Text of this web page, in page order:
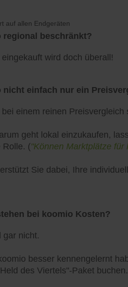
regional beschränkt?
wird doch überall!
nicht einfach nur ein
bei einem reinen
geht lokal einzukaufen,
Rolle. ("Können Marktplätze
Sie dabei, Ihre
bei koomio Kosten?
gar nicht.
besser kennengelernt
des Viertels"-Paket buchen.